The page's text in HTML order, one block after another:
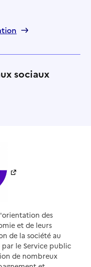
sociaux
des
et de leurs
de la société au
le Service public
de nombreux